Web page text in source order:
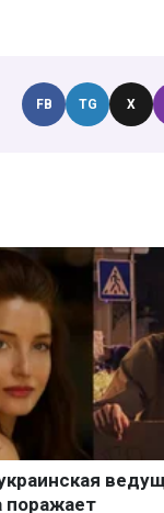
FB TG X